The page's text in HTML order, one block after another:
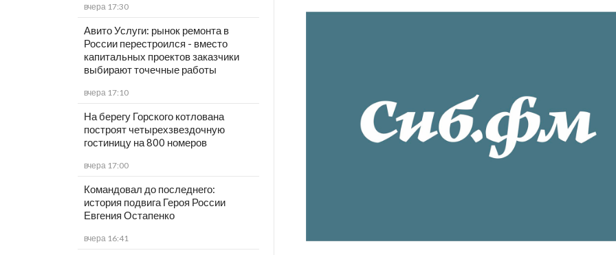
вчера 17:30
Авито Услуги: рынок ремонта в
России перестроился - вместо
капитальных проектов заказчики
выбирают точечные работы
вчера 17:10
На берегу Горского котлована
построят четырехзвездочную
гостиницу на 800 номеров
вчера 17:00
Командовал до последнего:
история подвига Героя России
Евгения Остапенко
вчера 16:41